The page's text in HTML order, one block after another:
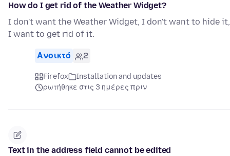
How do I get rid of the Weather Widget?
I don't want the Weather Widget, I don't want to hide it,
I want to get rid of it.
Ανοικτό 2
Firefox
Installation and updates
ρωτήθηκε στις 3 ημέρες πριν
Text in the address field cannot be edited